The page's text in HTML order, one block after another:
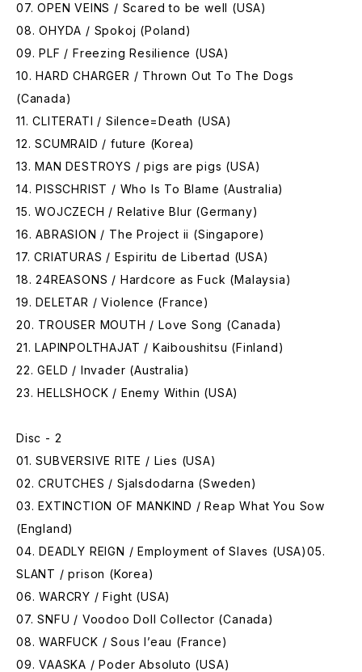
07. OPEN VEINS / Scared to be well (USA)
08. OHYDA / Spokoj (Poland)
09. PLF / Freezing Resilience (USA)
10. HARD CHARGER / Thrown Out To The Dogs
(Canada)
11. CLITERATI / Silence=Death (USA)
12. SCUMRAID / future (Korea)
13. MAN DESTROYS / pigs are pigs (USA)
14. PISSCHRIST / Who Is To Blame (Australia)
15. WOJCZECH / Relative Blur (Germany)
16. ABRASION / The Project ii (Singapore)
17. CRIATURAS / Espiritu de Libertad (USA)
18. 24REASONS / Hardcore as Fuck (Malaysia)
19. DELETAR / Violence (France)
20. TROUSER MOUTH / Love Song (Canada)
21. LAPINPOLTHAJAT / Kaiboushitsu (Finland)
22. GELD / Invader (Australia)
23. HELLSHOCK / Enemy Within (USA)
Disc - 2
01. SUBVERSIVE RITE / Lies (USA)
02. CRUTCHES / Sjalsdodarna (Sweden)
03. EXTINCTION OF MANKIND / Reap What You Sow
(England)
04. DEADLY REIGN / Employment of Slaves (USA)05.
SLANT / prison (Korea)
06. WARCRY / Fight (USA)
07. SNFU / Voodoo Doll Collector (Canada)
08. WARFUCK / Sous l’eau (France)
09. VAASKA / Poder Absoluto (USA)